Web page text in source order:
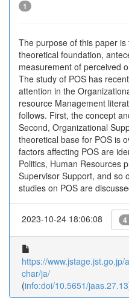
1
The purpose of this paper
theoretical foundation,
measurement of perceived
The study of POS has
attention in the
resource Management
follows. First, the concept
Second, Organizational
theoretical base for POS is
factors affecting POS are
Politics, Human Resources
Supervisor Support, and so
studies on POS are
2023-10-24 18:06:08 4
https://
char/ja/
(info:doi/10.5651/jaas.27.13